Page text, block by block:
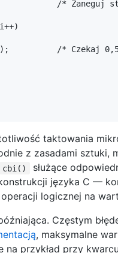
taktowania
z zasadami
cbi()
służące
języka C —
logicznej na
Częstym
, maksymalne
przykład przy